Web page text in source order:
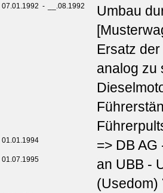
07.01.1992 - __.08.1992
Umbau
Ersatz
analog zu
01.01.1994 => DB
01.07.1995
an UBB -
(Usedom)